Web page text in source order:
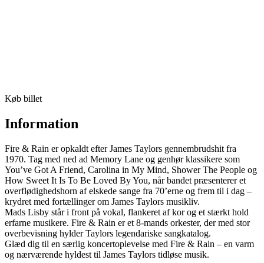
Køb billet
Information
Fire & Rain er opkaldt efter James Taylors gennembrudshit fra
1970. Tag med ned ad Memory Lane og genhør klassikere som
You’ve Got A Friend, Carolina in My Mind, Shower The People og
How Sweet It Is To Be Loved By You, når bandet præsenterer et
overflødighedshorn af elskede sange fra 70’erne og frem til i dag –
krydret med fortællinger om James Taylors musikliv.
Mads Lisby står i front på vokal, flankeret af kor og et stærkt hold
erfarne musikere. Fire & Rain er et 8-mands orkester, der med stor
overbevisning hylder Taylors legendariske sangkatalog.
Glæd dig til en særlig koncertoplevelse med Fire & Rain – en varm
og nærværende hyldest til James Taylors tidløse musik.